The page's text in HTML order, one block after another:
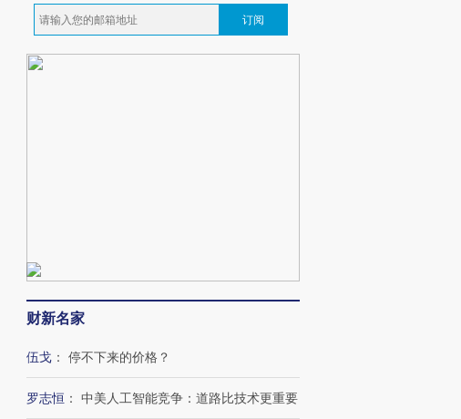
订阅
财新名家
伍戈 ： 停不下来的价格？
罗志恒 ： 中美人工智能竞争：道路比技术更重要